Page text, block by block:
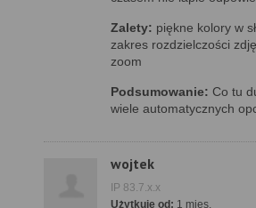
Zalety: piękne kolory w
zakres rozdzielczości
zoom
Podsumowanie: Co tu
wiele automatycznych
wojtek
IP 83.7.x.x
Użytkuje od: 1 mies.